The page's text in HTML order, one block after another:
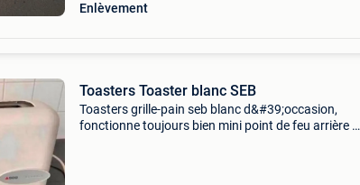
Enlèvement
Toasters Toaster blanc SEB
Toasters grille-pain seb blanc d&#39;occasion,
fonctionne toujours bien mini point de feu arrière à